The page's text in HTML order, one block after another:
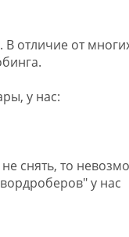
отличие от
у нас:
снять, то
у нас